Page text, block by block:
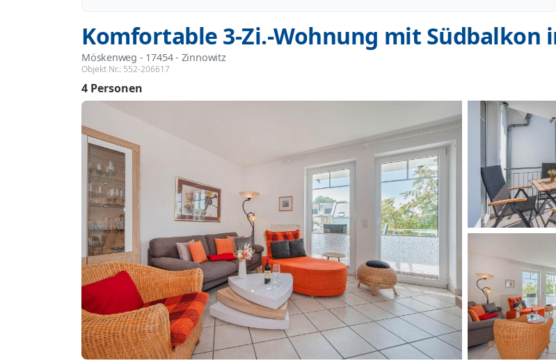
Komfortable 3-Zi.-Wohnung mit Südbalkon
Möskenweg - 17454 - Zinnowitz
Objekt Nr.: 552-206617
4 Personen